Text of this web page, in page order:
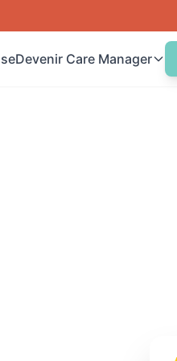
Devenir Care Manager